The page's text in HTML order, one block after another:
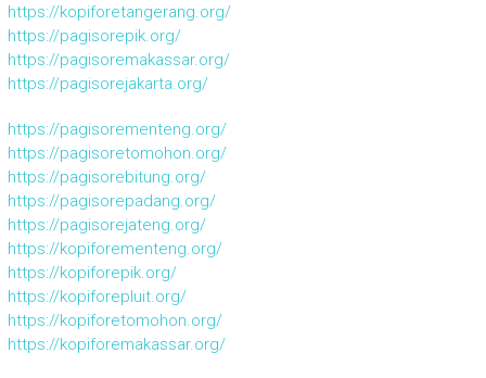
https://kopiforetangerang.org/
https://pagisorepik.org/
https://pagisoremakassar.org/
https://pagisorejakarta.org/
https://pagisorementeng.org/
https://pagisoretomohon.org/
https://pagisorebitung.org/
https://pagisorepadang.org/
https://pagisorejateng.org/
https://kopiforementeng.org/
https://kopiforepik.org/
https://kopiforepluit.org/
https://kopiforetomohon.org/
https://kopiforemakassar.org/